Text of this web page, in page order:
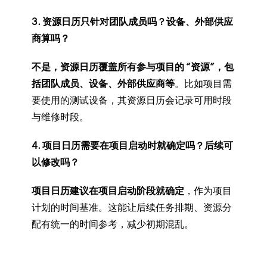
3. 资源日历只针对团队成员吗？设备、外部供应
商算吗？
不是，资源日历覆盖所有参与项目的 “资源”，包
括团队成员、设备、外部供应商等。比如项目需
要使用的测试设备，其资源日历会记录可用时段
与维修时段。
4. 项目日历需要在项目启动时就确定吗？后续可
以修改吗？
项目日历建议在项目启动阶段就确定 ，作为项目
计划的时间基准。这能让后续任务排期、资源分
配有统一的时间参考，减少初期混乱。